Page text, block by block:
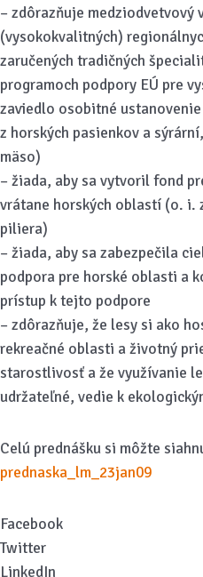
– zdôrazňuje medziodvetvový
(vysokokvalitných)
zaručených tradičných
programoch podpory EÚ pre
zaviedlo osobitné
z horských pasienkov a
mäso)
– žiada, aby sa vytvoril fond
vrátane horských oblastí (o. i.
piliera)
– žiada, aby sa zabezpečila
podpora pre horské oblasti a
prístup k tejto podpore
– zdôrazňuje, že lesy si ako
rekreačné oblasti a životný
starostlivosť a že využívanie
udržateľné, vedie k
Celú prednášku si môžte
prednaska_lm_23jan09
Facebook
Twitter
LinkedIn